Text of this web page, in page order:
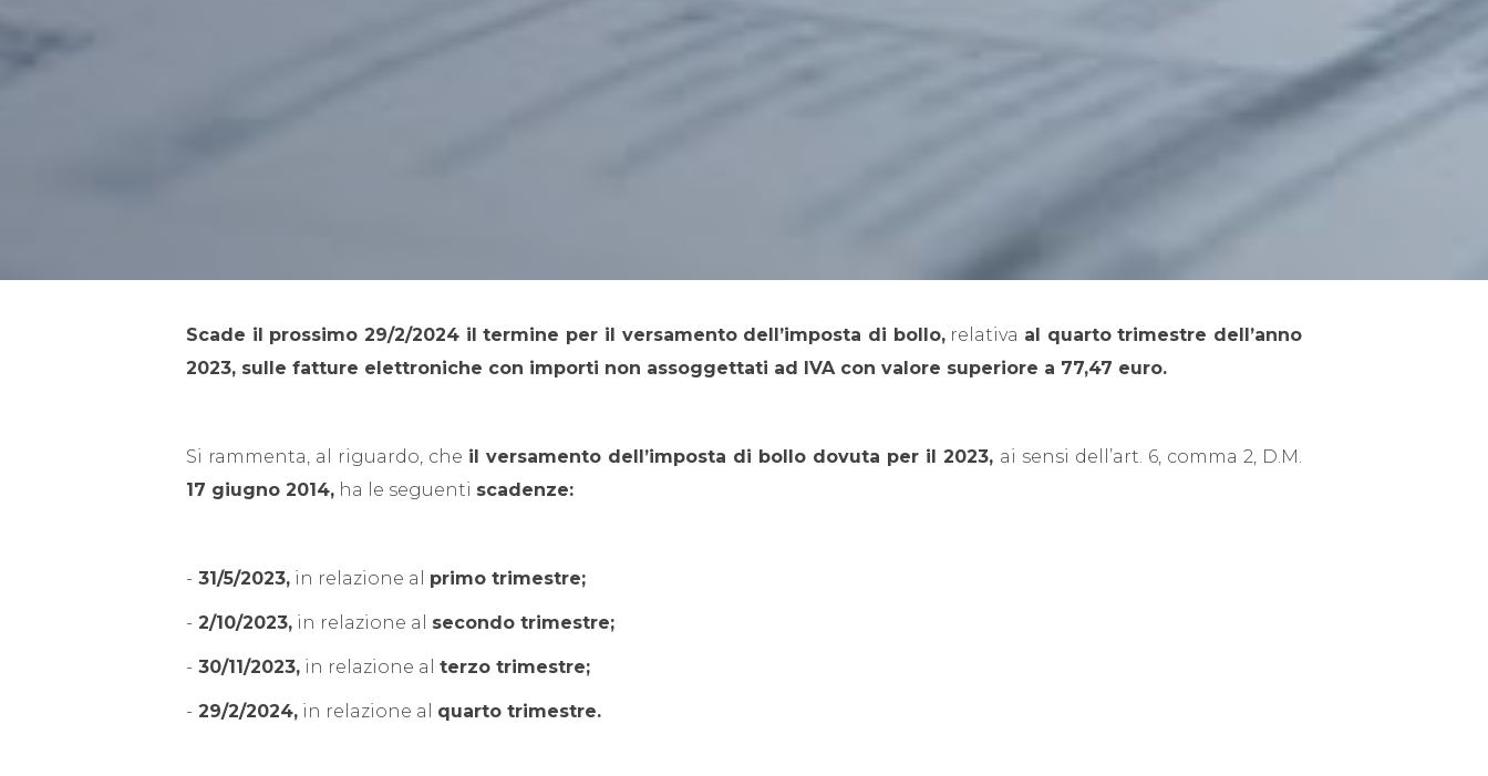
Scade il prossimo 29/2/2024 il termine per il versamento dell’imposta di bollo,relativa al quarto trimestre dell’anno
2023, sulle fatture elettroniche con importi non assoggettati ad IVA con valore superiore a 77,47 euro.
Si rammenta, al riguardo, che il versamento dell’imposta di bollo dovuta per il 2023, ai sensi dell’art. 6, comma 2, D.M.
17 giugno 2014, ha le seguenti scadenze:
- 31/5/2023, in relazione al primo trimestre;
- 2/10/2023, in relazione al secondo trimestre;
- 30/11/2023, in relazione al terzo trimestre;
- 29/2/2024, in relazione al quarto trimestre.